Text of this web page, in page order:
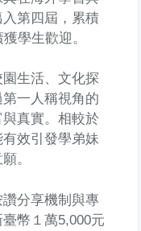
第四屆，累積
學生歡迎。
生活、文化探
一人稱視角的
真實。相較於
效引發學弟妹
。
分享機制與專
幣１萬5,000元